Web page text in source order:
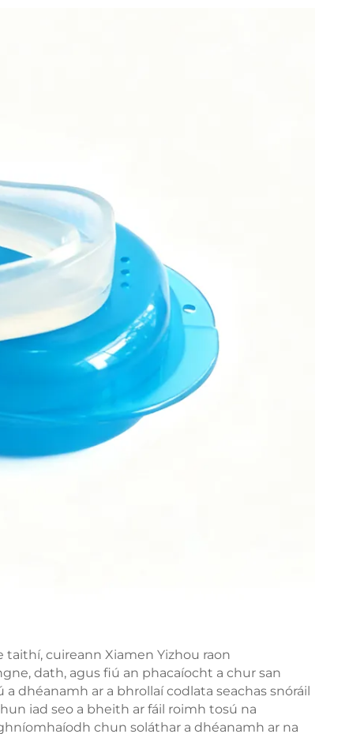
taithí, cuireann Xiamen Yizhou raon
dath, agus fiú an phacaíocht a chur san
dhéanamh ar a bhrollaí codlata seachas snóráil
iad seo a bheith ar fáil roimh tosú na
chun soláthar a dhéanamh ar na